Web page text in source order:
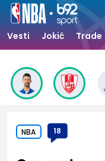
Vesti Jokić Trade
NBA 18